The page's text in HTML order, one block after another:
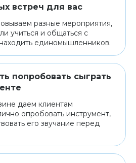
встреч для вас
разные мероприятия,
учиться и общаться с
единомышленников.
попробовать сыграть
даем клиентам
опробовать инструмент,
его звучание перед